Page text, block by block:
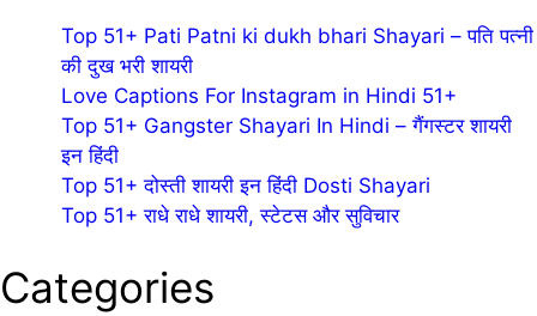
Top 51+ Pati Patni ki dukh bhari Shayari – पति पत्नी
की दुख भरी शायरी
Love Captions For Instagram in Hindi 51+
Top 51+ Gangster Shayari In Hindi – गैंगस्टर शायरी
इन हिंदी
Top 51+ दोस्ती शायरी इन हिंदी Dosti Shayari
Top 51+ राधे राधे शायरी, स्टेटस और सुविचार
Categories